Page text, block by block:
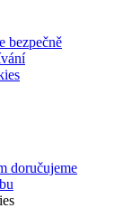
bezpečně
doručujeme